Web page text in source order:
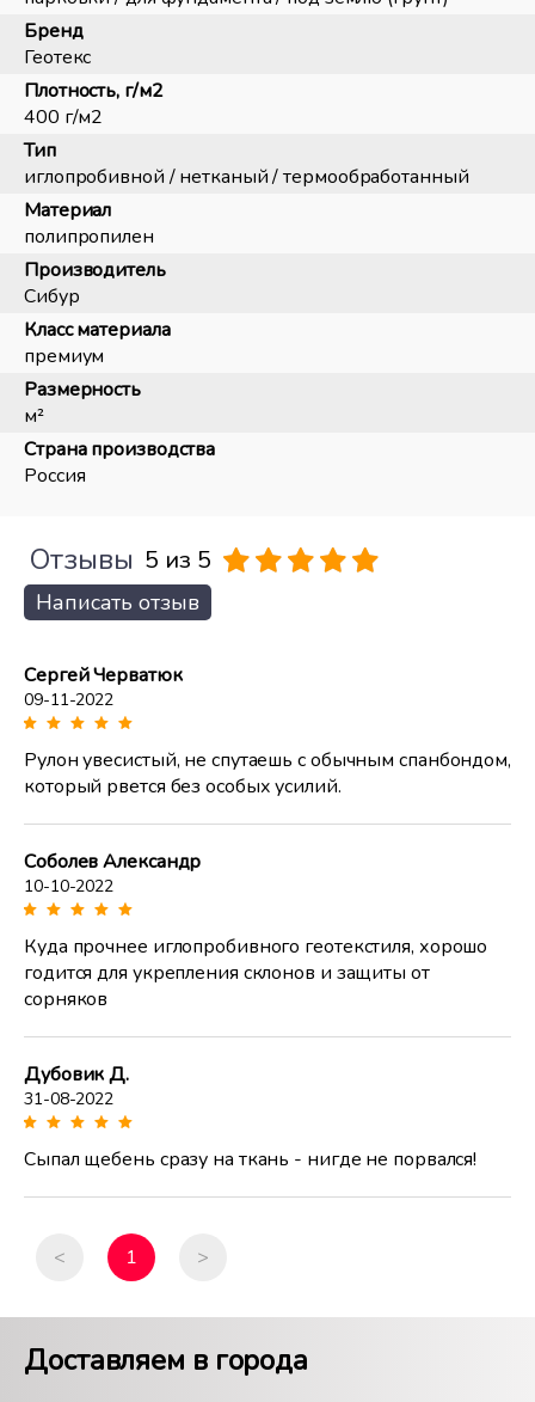
Бренд
Геотекс
Плотность, г/м2
400 г/м2
Тип
иглопробивной / нетканый / термообработанный
Материал
полипропилен
Производитель
Сибур
Класс материала
премиум
Размерность
м²
Страна производства
Россия
Отзывы 5 из 5
Написать отзыв
Сергей Черватюк
09-11-2022
Рулон увесистый, не спутаешь с обычным спанбондом,
который рвется без особых усилий.
Соболев Александр
10-10-2022
Куда прочнее иглопробивного геотекстиля, хорошо
годится для укрепления склонов и защиты от
сорняков
Дубовик Д.
31-08-2022
Сыпал щебень сразу на ткань - нигде не порвался!
< 1 >
Доставляем в города